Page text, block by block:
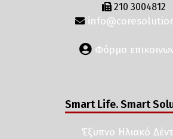
210 3004812
Φόρμα
Smart Life. Smart
Έξυπνο Ηλιακό